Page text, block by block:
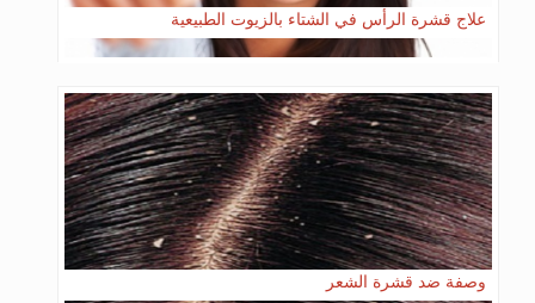
علاج قشرة الرأس في الشتاء بالزيوت الطبيعية
وصفة ضد قشرة الشعر